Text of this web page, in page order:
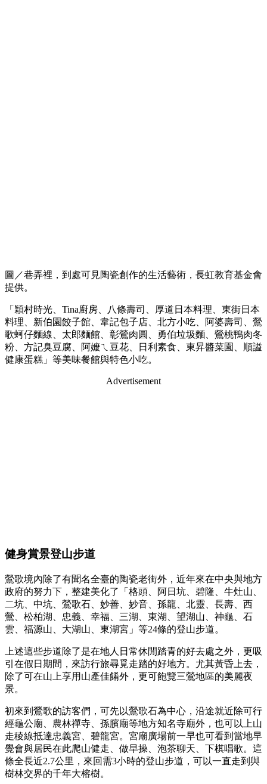
圖／巷弄裡，到處可見陶瓷創作的生活藝術，長虹教育基金會
提供。
「穎村時光、Tina廚房、八條壽司、厚道日本料理、東街日本
料理、新伯園餃子館、韋記包子店、北方小吃、阿婆壽司、鶯
歌蚵仔麵線、太郎麵館、彰鶯肉圓、勇伯垃圾麵、鶯桃鴨肉冬
粉、方記臭豆腐、阿嬤ㄟ豆花、日利素食、東昇醬菜園、順謚
健康蛋糕」等美味餐館與特色小吃。
Advertisement
健身賞景登山步道
鶯歌境內除了有聞名全臺的陶瓷老街外，近年來在中央與地方
政府的努力下，整建美化了「格頭、阿日坑、碧隆、牛灶山、
二坑、中坑、鶯歌石、妙善、妙音、孫龍、北靈、長壽、西
鶯、松柏湖、忠義、幸福、三湖、東湖、望湖山、神龜、石
雲、福源山、大湖山、東湖宮」等24條的登山步道。
上述這些步道除了是在地人日常休閒踏青的好去處之外，更吸
引在假日期間，來訪行旅尋覓走踏的好地方。尤其黃昏上去，
除了可在山上享用山產佳餚外，更可飽覽三鶯地區的美麗夜
景。
初來到鶯歌的訪客們，可先以鶯歌石為中心，沿途就近除可行
經龜公廟、農林禪寺、孫臏廟等地方知名寺廟外，也可以上山
走稜線抵達忠義宮、碧龍宮。宮廟廣場前一早也可看到當地早
覺會與居民在此爬山健走、做早操、泡茶聊天、下棋唱歌。這
條全長近2.7公里，來回需3小時的登山步道，可以一直走到與
樹林交界的千年大榕樹。